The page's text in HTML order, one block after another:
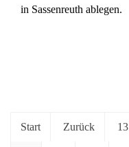
in Sassenreuth ablegen.
Start Zurück 13